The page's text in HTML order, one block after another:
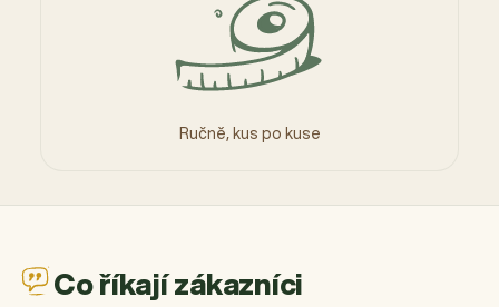
Ručně, kus po kuse
Co říkají zákazníci